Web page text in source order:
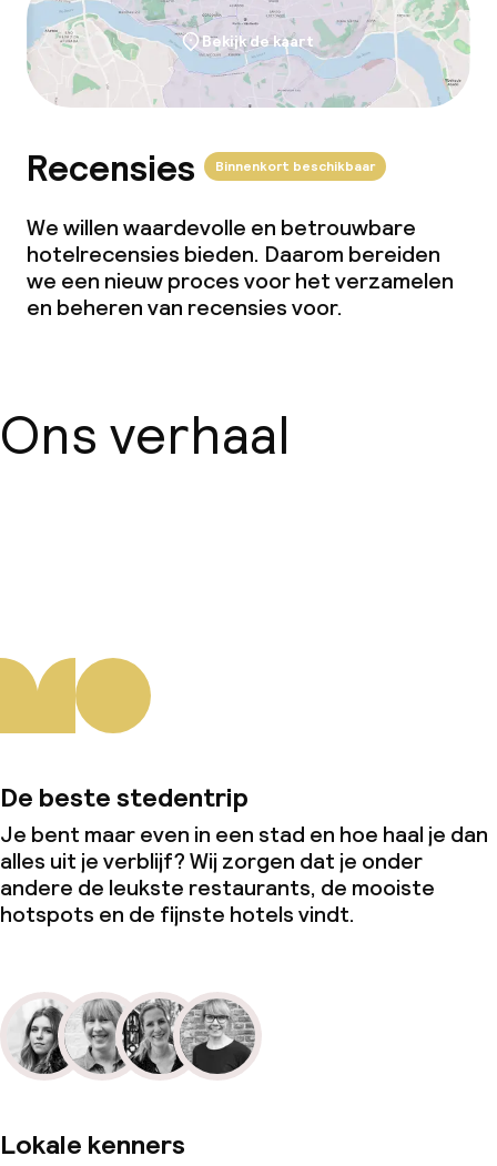
Bekijk de kaart
Recensies Binnenkort beschikbaar
We willen waardevolle en betrouwbare
hotelrecensies bieden. Daarom bereiden
we een nieuw proces voor het verzamelen
en beheren van recensies voor.
Ons verhaal
De beste stedentrip
Je bent maar even in een stad en hoe haal je dan
alles uit je verblijf? Wij zorgen dat je onder
andere de leukste restaurants, de mooiste
hotspots en de fijnste hotels vindt.
Lokale kenners